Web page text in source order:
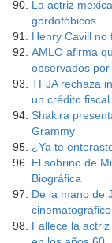
La actriz
gordofóbicos
Henry Cavill no
AMLO afirma
observados
TFJA rechaza
un crédito fiscal
Shakira
Grammy
¿Ya te
El sobrino de
Biográfica
De la mano de
Fallece la